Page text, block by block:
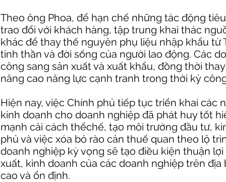
Theo ông Phoa, để hạn chế những tác động
trao đổi với khách hàng, tập trung khai thác
khác để thay thế nguyên phụ liệu nhập khẩu từ
tinh thần và đời sống của người lao động. Các
công sang sản xuất và xuất khẩu, đồng thời
nâng cao năng lực cạnh tranh trong thời kỳ
Hiện nay, việc Chính phủ tiếp tục triển khai các
kinh doanh cho doanh nghiệp đã phát huy tốt
mạnh cải cách thểchế, tạo môi trường đầu tư,
phủ và việc xóa bỏ rào cản thuế quan theo lộ
doanh nghiệp kỳ vọng sẽ tạo điều kiện thuận
xuất, kinh doanh của các doanh nghiệp trên
cao và ổn định.